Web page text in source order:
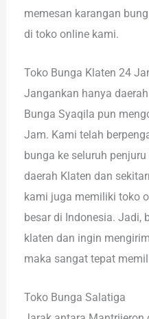
memesan karangan
di toko online kami.
Toko Bunga Klaten 24
Jangankan hanya
Bunga Syaqila pun
Jam. Kami telah
bunga ke seluruh
daerah Klaten dan
kami juga memiliki toko
besar di Indonesia. Jadi,
klaten dan ingin
maka sangat tepat
Toko Bunga Salatiga